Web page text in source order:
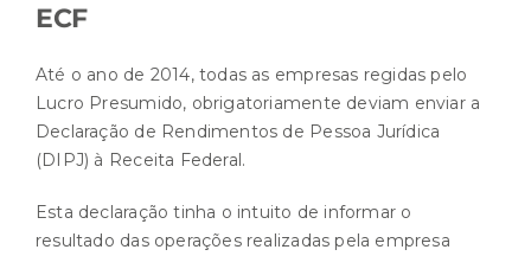
ECF
Até o ano de 2014, todas as empresas regidas pelo
Lucro Presumido, obrigatoriamente deviam enviar a
Declaração de Rendimentos de Pessoa Jurídica
(DIPJ) à Receita Federal.
Esta declaração tinha o intuito de informar o
resultado das operações realizadas pela empresa